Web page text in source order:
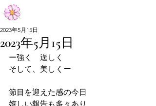
Aiko Matsumoto Official Site
2023年5月15日
2023年5月15日
ー強く　逞しく
そして、美しくー
節目を迎えた感の今日
嬉しい報告も多々あり